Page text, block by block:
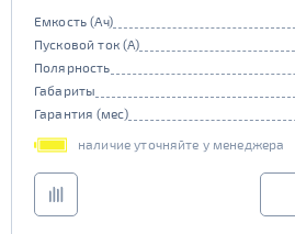
Емкость (Ач)
Пусковой ток (А)
Полярность
Габариты
Гарантия (мес)
наличие уточняйте у менеджера